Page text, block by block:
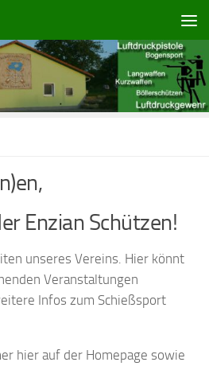
Enzian Schützen!
unseres Vereins. Hier könnt
Veranstaltungen
Infos zum Schießsport
hier auf der Homepage sowie